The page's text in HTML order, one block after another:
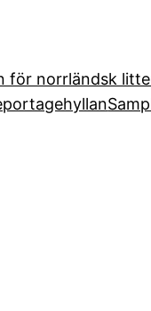
för norrländsk